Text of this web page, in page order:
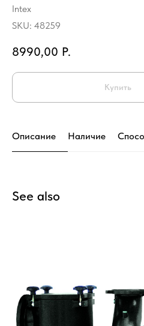
Intex
SKU: 48259
8990,00 Р.
Купить
Описание Наличие
See also